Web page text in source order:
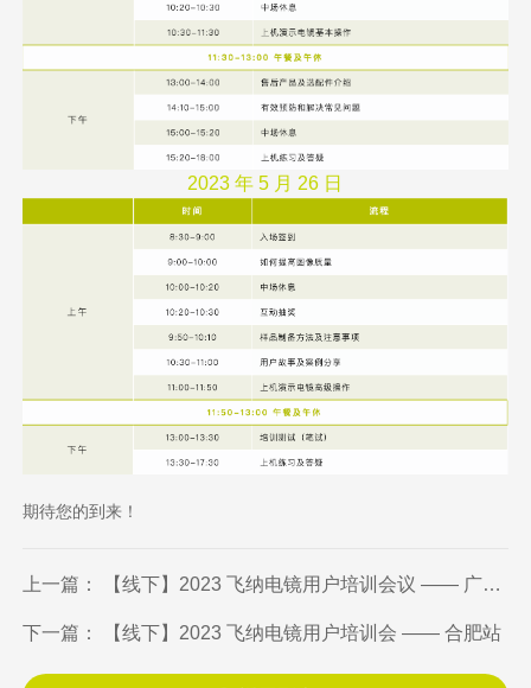
2023 年 5 月 26 日
期待您的到来！
上一篇： 【线下】2023 飞纳电镜用户培训会议 —— 广州站
下一篇： 【线下】2023 飞纳电镜用户培训会 —— 合肥站